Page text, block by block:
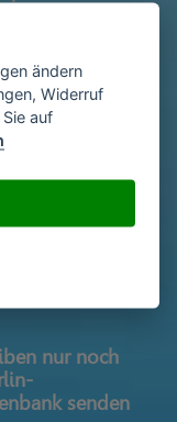
letzen
Adresse
mit deinem
hoch
nur noch
senden
ändern
Widerruf
auf